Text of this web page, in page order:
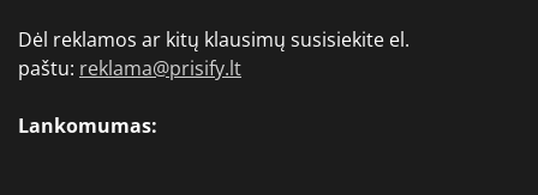
Dėl reklamos ar kitų klausimų susisiekite el.
paštu: reklama@prisify.lt
Lankomumas: